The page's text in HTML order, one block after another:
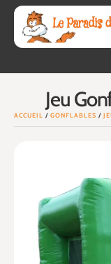
Jeu
ACCUEIL / GONFLABLES /